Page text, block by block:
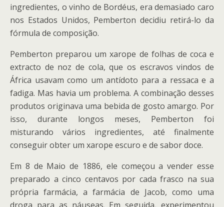
ingredientes, o vinho de Bordéus, era demasiado caro
nos Estados Unidos, Pemberton decidiu retirá-lo da
fórmula de composição.
Pemberton preparou um xarope de folhas de coca e
extracto de noz de cola, que os escravos vindos de
África usavam como um antídoto para a ressaca e a
fadiga. Mas havia um problema. A combinação desses
produtos originava uma bebida de gosto amargo. Por
isso, durante longos meses, Pemberton foi
misturando vários ingredientes, até finalmente
conseguir obter um xarope escuro e de sabor doce.
Em 8 de Maio de 1886, ele começou a vender esse
preparado a cinco centavos por cada frasco na sua
própria farmácia, a farmácia de Jacob, como uma